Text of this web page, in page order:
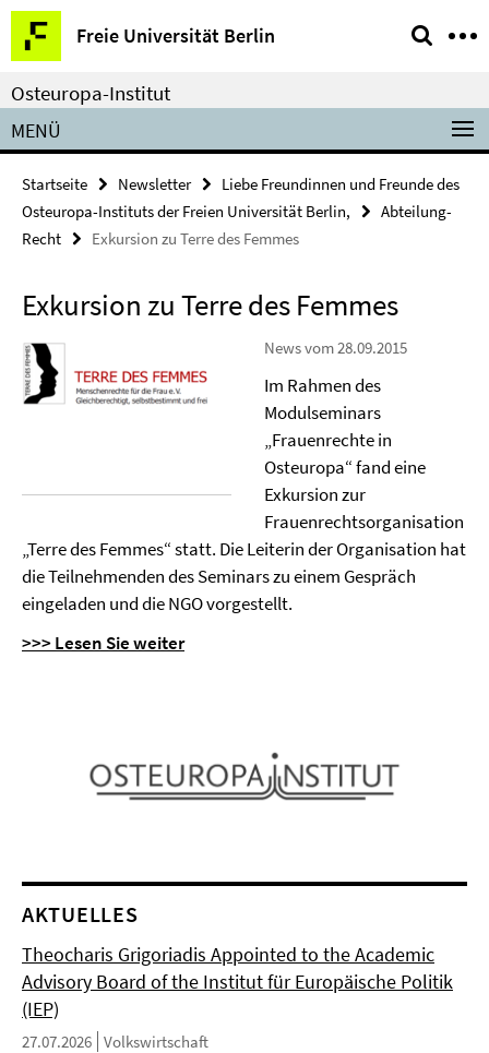
Springe
direkt
zu
Inhalt
Freie Universität Berlin
Service-
Navigation
Osteuropa-Institut
MENÜ
Startseite Newsletter
Liebe Freundinnen und Freunde des
Osteuropa-Instituts der Freien Universität Berlin,
Abteilung-
Recht
Exkursion zu Terre des Femmes
Exkursion zu Terre des Femmes
News vom 28.09.2015
Im Rahmen des
Modulseminars
„Frauenrechte in
Osteuropa“ fand eine
Exkursion zur
Frauenrechtsorganisation
„Terre des Femmes“ statt. Die Leiterin der Organisation hat
die Teilnehmenden des Seminars zu einem Gespräch
eingeladen und die NGO vorgestellt.
>>> Lesen Sie weiter
AKTUELLES
Theocharis Grigoriadis Appointed to the Academic
Advisory Board of the Institut für Europäische Politik
(IEP)
27.07.2026 Volkswirtschaft